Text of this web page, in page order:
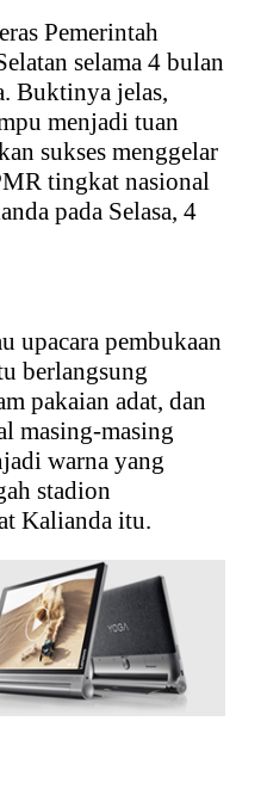
Pemerintah
selama 4 bulan
Buktinya jelas,
menjadi tuan
sukses menggelar
tingkat nasional
pada Selasa, 4
upacara pembukaan
berlangsung
pakaian adat, dan
masing-masing
warna yang
stadion
Kalianda itu.